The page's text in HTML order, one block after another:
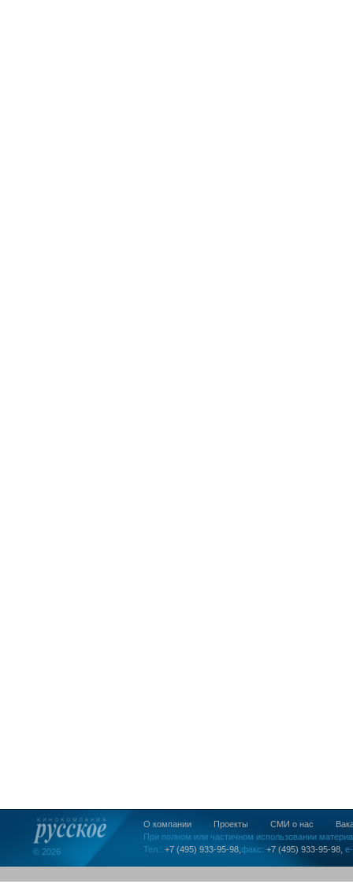
© 2026
О компании Проекты СМИ о нас
При полном или частичном использовании
Тел.: +7 (495) 933-95-98, факс: +7 (495) 933-95-98,